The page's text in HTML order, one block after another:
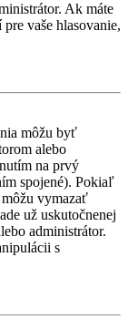
Ak máte
vaše hlasovanie,
môžu byť
alebo
na prvý
spojené). Pokiaľ
vymazať
už uskutočnenej
administrátor.
s